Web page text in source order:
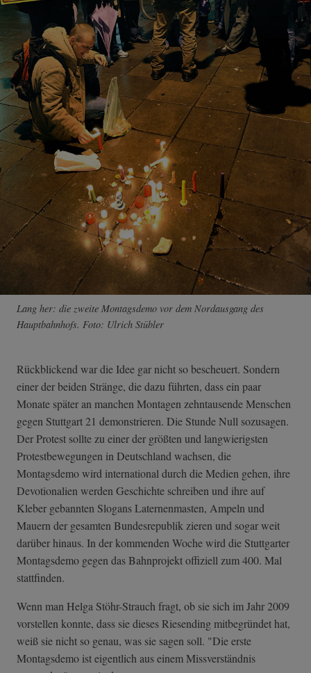
Lang her: die zweite Montagsdemo vor dem Nordausgang des
Hauptbahnhofs. Foto: Ulrich Stübler
Rückblickend war die Idee gar nicht so bescheuert. Sondern
einer der beiden Stränge, die dazu führten, dass ein paar
Monate später an manchen Montagen zehntausende Menschen
gegen Stuttgart 21 demonstrieren. Die Stunde Null sozusagen.
Der Protest sollte zu einer der größten und langwierigsten
Protestbewegungen in Deutschland wachsen, die
Montagsdemo wird international durch die Medien gehen, ihre
Devotionalien werden Geschichte schreiben und ihre auf
Kleber gebannten Slogans Laternenmasten, Ampeln und
Mauern der gesamten Bundesrepublik zieren und sogar weit
darüber hinaus. In der kommenden Woche wird die Stuttgarter
Montagsdemo gegen das Bahnprojekt offiziellzum 400. Mal
stattfinden.
Wenn man Helga Stöhr-Strauch fragt, ob sie sich im Jahr 2009
vorstellen konnte, dass sie dieses Riesending mitbegründet hat,
weiß sie nicht so genau, was sie sagen soll. "Die erste
Montagsdemo ist eigentlich aus einem Missverständnis